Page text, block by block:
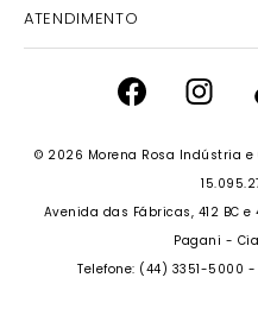
NOSSAS LOJAS
POLÍTICA DE PRIVACIDADE
INSTITUTO MORENA ROSA
SEJA UM FRANQUEADO
PERSONAL SHOPPER
ATENDIMENTO
FALECONOSCO@IODICE.COM.BR
DAS 08 ÀS 18H
© 2026 Morena Rosa Indústria e
Avenida das Fábricas, 412 BC
Pagani -
Telefone: (44) 3351-5000